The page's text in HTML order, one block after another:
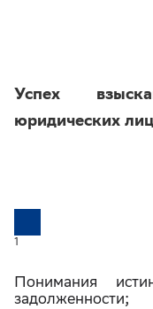
Успех
юридических
1
Понимания
задолженности;